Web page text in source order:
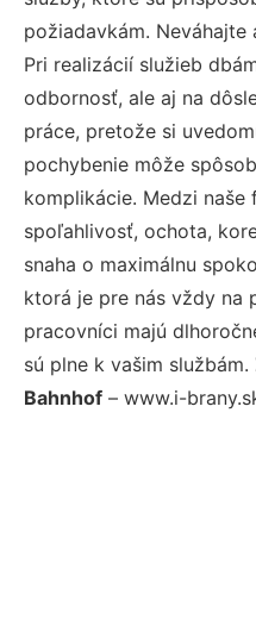
požiadavkám. Neváhajte
Pri realizácií služieb
odbornosť, ale aj na
práce, pretože si
pochybenie môže
komplikácie. Medzi
spoľahlivosť, ochota,
snaha o maximálnu
ktorá je pre nás vždy na
pracovníci majú
sú plne k vašim službám.
Bahnhof – www.i-